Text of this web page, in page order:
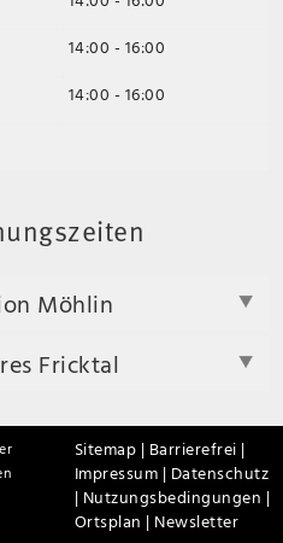
14:00 - 16:00
14:00 - 16:00
Möhlin
Fricktal
Sitemap | Barrierefrei |
Impressum | Datenschutz
| Nutzungsbedingungen |
Ortsplan | Newsletter